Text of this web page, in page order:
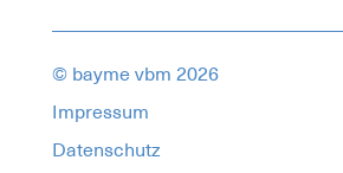
© bayme vbm 2026
Impressum
Datenschutz